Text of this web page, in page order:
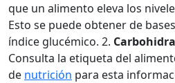
que un alimento eleva los
Esto se puede obtener de
índice glucémico. 2.
Consulta la etiqueta del
de nutrición para esta